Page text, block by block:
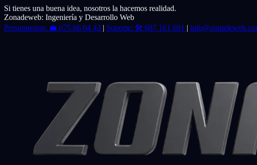
Si tienes una buena idea, nosotros la hacemos realidad.
Zonadeweb: Ingeniería y Desarrollo Web
Presupuestos: 💼 675 66 04 43 | Soporte: 🛠️ 687 161 691 |